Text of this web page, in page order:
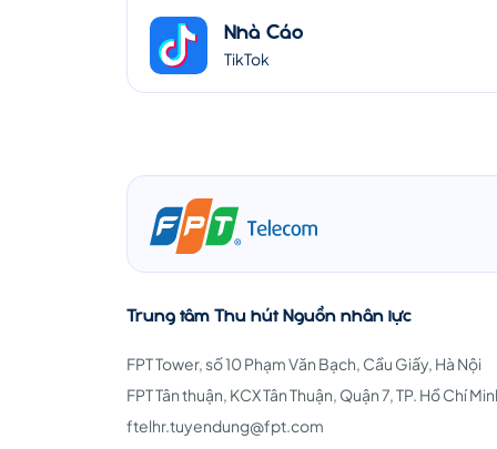
Nhà Cáo
TikTok
Trung tâm Thu hút Nguồn nhân lực
FPT Tower, số 10 Phạm Văn Bạch, Cầu Giấy, Hà Nội
FPT Tân thuận, KCX Tân Thuận, Quận 7, TP. Hồ Chí
ftelhr.tuyendung@fpt.com